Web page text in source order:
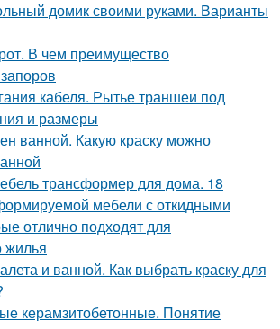
домик своими руками. Варианты
В чем преимущество
кабеля. Рытье траншеи под
и размеры
ванной. Какую краску можно
трансформер для дома. 18
мебели с откидными
отлично подходят для
жилья
и ванной. Как выбрать краску для
керамзитобетонные. Понятие